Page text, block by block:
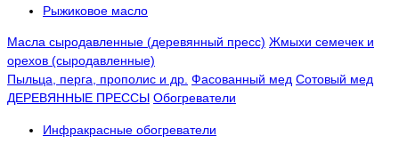
Рыжиковое масло
Масла сыродавленные (деревянный пресс) Жмыхи семечек и
орехов (сыродавленные)
Пыльца, перга, прополис и др. Фасованный мед Сотовый мед
ДЕРЕВЯННЫЕ ПРЕССЫ Обогреватели
Инфракрасные обогреватели